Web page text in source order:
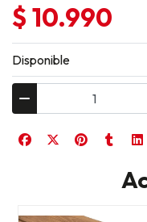
$ 10.990
Disponible